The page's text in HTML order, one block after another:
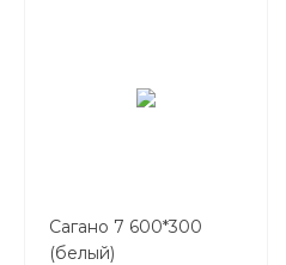
Сагано 7 600*300
(белый)